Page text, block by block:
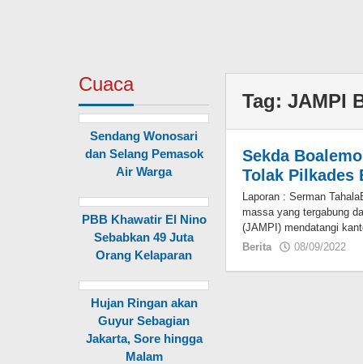
Cuaca
Sendang Wonosari
dan Selang Pemasok
Air Warga
PBB Khawatir El Nino
Sebabkan 49 Juta
Orang Kelaparan
Hujan Ringan akan
Guyur Sebagian
Jakarta, Sore hingga
Malam
Tag:JAMPI
Sekda
Tolak Pilkades
Laporan : Serman
massa yang tergabung
(JAMPI) mendatangi
Berita
08/09/2022